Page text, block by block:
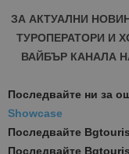
ЗА АКТУАЛНИ
ТУРОПЕРАТОРИ И
ВАЙБЪР КАНАЛА НА
Последвайте ни за
Showcase
Последвайте
Последвайте